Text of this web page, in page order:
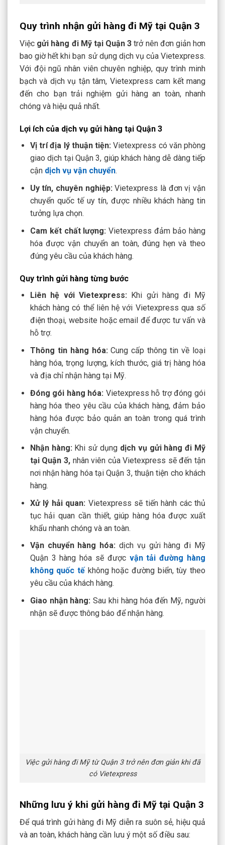
Quy trình nhận gửi hàng đi Mỹ tại Quận 3
Việc gửi hàng đi Mỹ tại Quận 3trở nên đơn giản hơn
bao giờ hết khi bạn sử dụng dịch vụ của Vietexpress.
Với đội ngũ nhân viên chuyên nghiệp, quy trình minh
bạch và dịch vụ tận tâm, Vietexpress cam kết mang
đến cho bạn trải nghiệm gửi hàng an toàn, nhanh
chóng và hiệu quả nhất.
Lợi ích của dịch vụ gửi hàng tại Quận 3
Vị trí địa lý thuận tiện: Vietexpress có văn phòng
giao dịch tại Quận 3, giúp khách hàng dễ dàng tiếp
cận dịch vụ vận chuyển.
Uy tín, chuyên nghiệp: Vietexpress là đơn vị vận
chuyển quốc tế uy tín, được nhiều khách hàng tin
tưởng lựa chọn.
Cam kết chất lượng: Vietexpress đảm bảo hàng
hóa được vận chuyển an toàn, đúng hẹn và theo
đúng yêu cầu của khách hàng.
Quy trình gửi hàng từng bước
Liên hệ với Vietexpress: Khi gửi hàng đi Mỹ
khách hàng có thể liên hệ với Vietexpress qua số
điện thoại, website hoặc email để được tư vấn và
hỗ trợ.
Thông tin hàng hóa: Cung cấp thông tin về loại
hàng hóa, trọng lượng, kích thước, giá trị hàng hóa
và địa chỉ nhận hàng tại Mỹ.
Đóng gói hàng hóa: Vietexpress hỗ trợ đóng gói
hàng hóa theo yêu cầu của khách hàng, đảm bảo
hàng hóa được bảo quản an toàn trong quá trình
vận chuyển.
Nhận hàng: Khi sử dụng dịch vụ gửi hàng đi Mỹ
tại Quận 3, nhân viên của Vietexpress sẽ đến tận
nơi nhận hàng hóa tại Quận 3, thuận tiện cho khách
hàng.
Xử lý hải quan: Vietexpress sẽ tiến hành các thủ
tục hải quan cần thiết, giúp hàng hóa được xuất
khẩu nhanh chóng và an toàn.
Vận chuyển hàng hóa: dịch vụ gửi hàng đi Mỹ
Quận 3 hàng hóa sẽ được vận tải đường hàng
không quốc tế không hoặc đường biển, tùy theo
yêu cầu của khách hàng.
Giao nhận hàng: Sau khi hàng hóa đến Mỹ, người
nhận sẽ được thông báo để nhận hàng.
Việc gửi hàng đi Mỹ từ Quận 3 trở nên đơn giản khi đã
có Vietexpress
Những lưu ý khi gửi hàng đi Mỹ tại Quận 3
Để quá trình gửi hàng đi Mỹ diễn ra suôn sẻ, hiệu quả
và an toàn, khách hàng cần lưu ý một số điều sau: